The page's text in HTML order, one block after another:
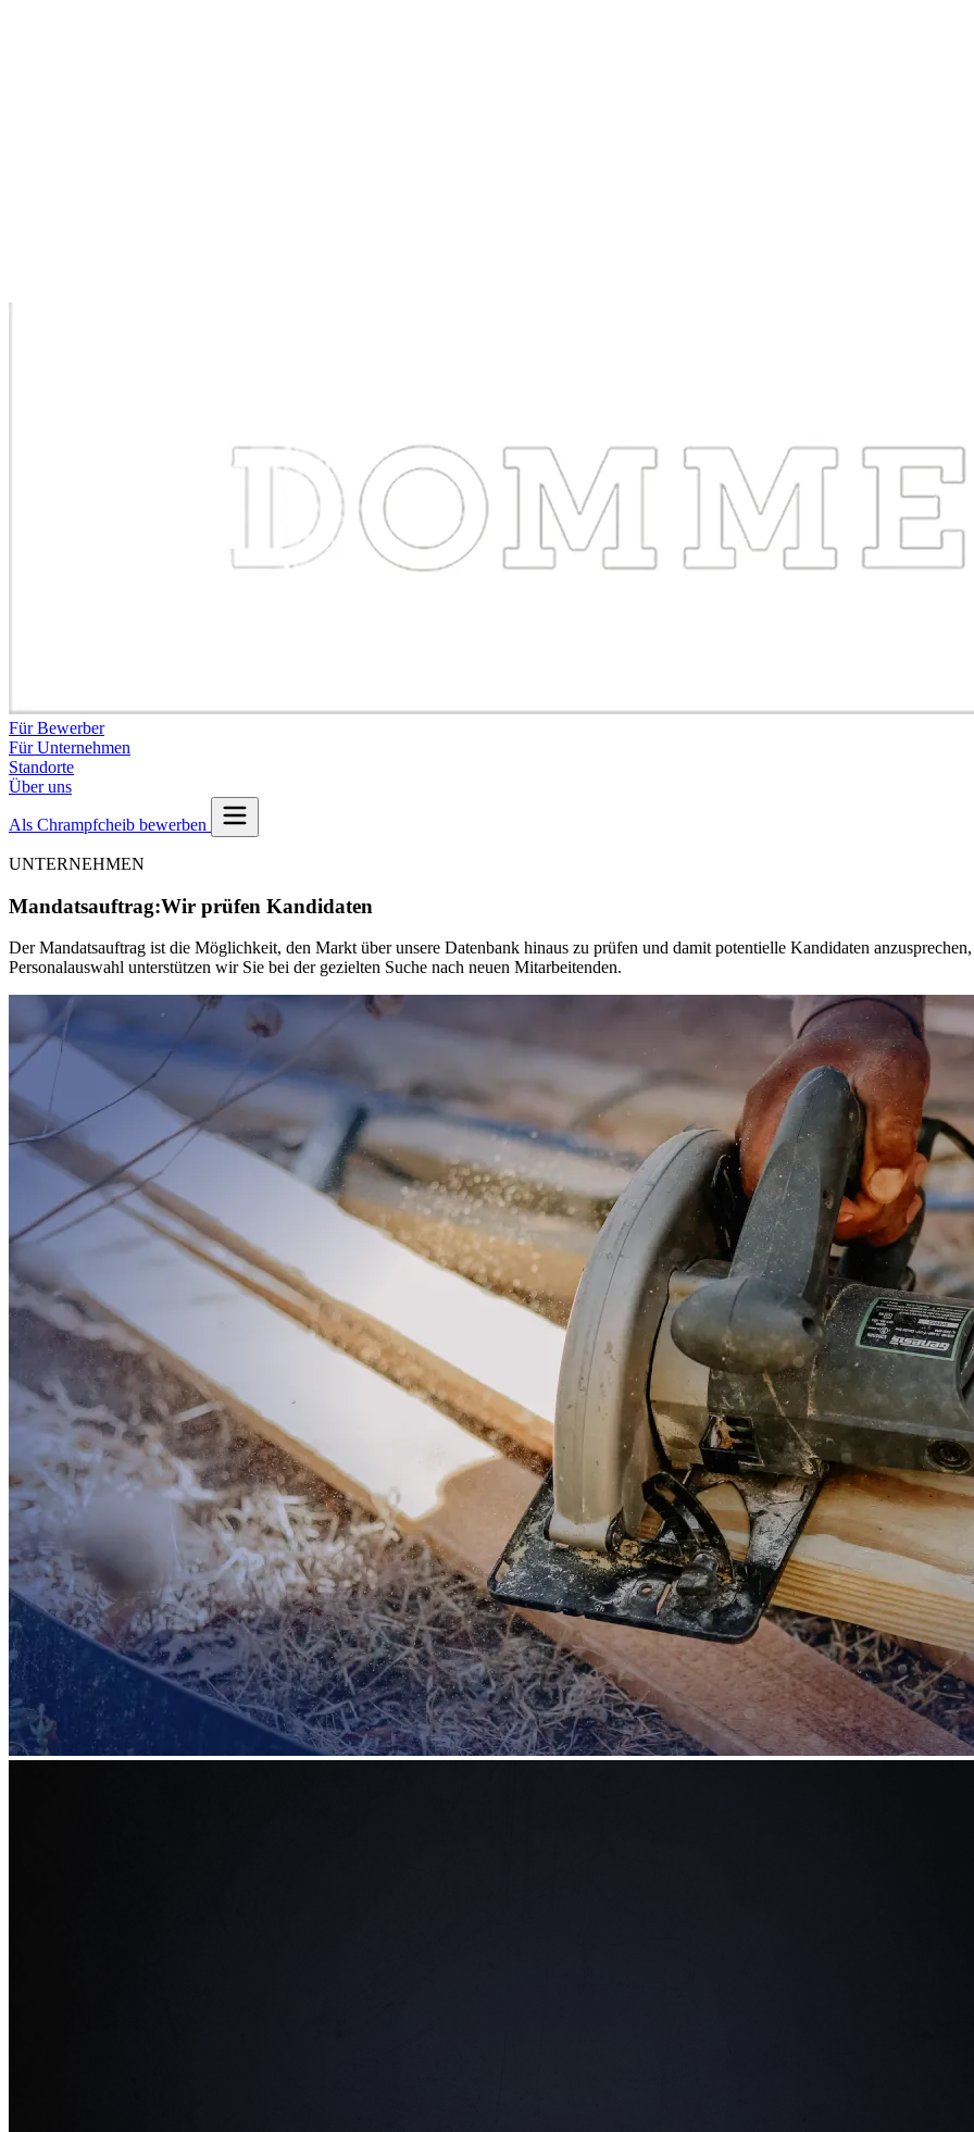
Für Bewerber
Für Unternehmen
Standorte
Über uns
Als Chrampfcheib bewerben
UNTERNEHMEN
Mandatsauftrag:Wir prüfen Kandidaten
Der Mandatsauftrag ist die Möglichkeit, den Markt über unsere Datenbank hinaus zu prüfen und damit potentielle Kandidaten
Personalauswahl unterstützen wir Sie bei der gezielten Suche nach neuen Mitarbeitenden.